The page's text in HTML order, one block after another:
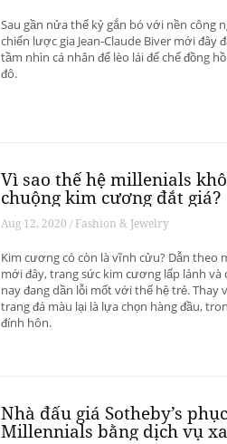
Sau gần nửa thế kỷ gắn bó với nền công
chiến lược gia Jean-Claude Biver mới đây
tầm nhìn cá nhân để lèo lái đế chế đồng
đô.
Vì sao thế hệ millenials
chuộng kim cương đắt giá?
Aug 12, 2020 / Fashion & Jewelry
Kim cương có còn là vĩnh cửu? Dẫn theo
mới đây, trang sức kim cương lấp lánh và
nay đang dần lỗi mốt với thế hệ trẻ. Thay
trang đá màu lại là lựa chọn hàng đầu,
đính hôn.
Nhà đấu giá Sotheby’s
Millennials bằng dịch vụ